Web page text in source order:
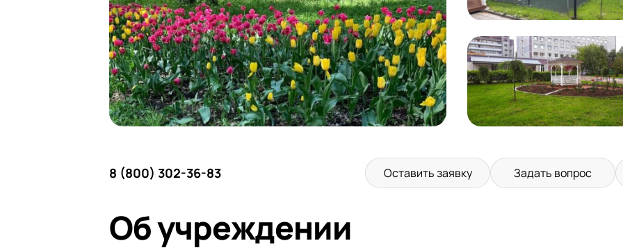
8 (800) 302-36-83 Оставить заявку Задать вопрос
Об учреждении